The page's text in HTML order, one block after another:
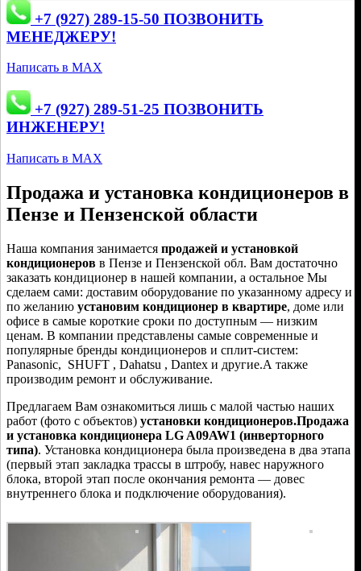
+7 (927) 289-15-50 ПОЗВОНИТЬ
МЕНЕДЖЕРУ!
Написать в MAX
+7 (927) 289-51-25 ПОЗВОНИТЬ
ИНЖЕНЕРУ!
Написать в MAX
Продажа и установка кондиционеров в
Пензе и Пензенской области
Наша компания занимается продажей и установкой
кондиционеров в Пензе и Пензенской обл. Вам достаточно
заказать кондиционер в нашей компании, а остальное Мы
сделаем сами: доставим оборудование по указанному адресу и
по желанию установим кондиционер в квартире, доме или
офисе в самые короткие сроки по доступным — низким
ценам. В компании представлены самые современные и
популярные бренды кондиционеров и сплит-систем:
Panasonic, SHUFT , Dahatsu , Dantex и другие.А также
производим ремонт и обслуживание.
Предлагаем Вам ознакомиться лишь с малой частью наших
работ (фото с объектов) установки кондиционеров.Продажа
и установка кондиционера LG A09AW1 (инверторного
типа). Установка кондиционера была произведена в два этапа
(первый этап закладка трассы в штробу, навес наружного
блока, второй этап после окончания ремонта — довес
внутреннего блока и подключение оборудования).